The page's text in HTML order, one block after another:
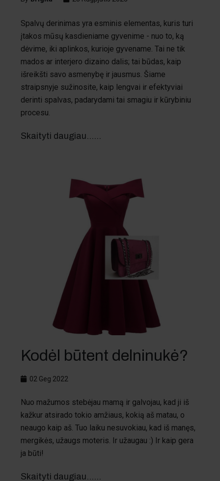
Spalvų derinimas yra esminis elementas, kuris turi
įtakos mūsų kasdieniame gyvenime - nuo to, ką
dėvime, iki aplinkos, kurioje gyvename. Tai ne tik
mados ar interjero dizaino dalis; tai būdas, kaip
išreikšti savo asmenybę ir jausmus. Šiame
straipsnyje sužinosite, kaip lengvai ir efektyviai
derinti spalvas, padarydami tai smagiu ir kūrybiniu
procesu.
Skaityti daugiau...…
Kodėl būtent delninukė?
02 Geg 2022
Nuo mažumos stebėjau mamą ir galvojau, kad ji iš
kažkur atsirado tokio amžiaus, kokią aš matau, o
neaugo kaip aš. Tuo laiku nesuvokiau, kad iš manęs,
mergikės, užaugs moteris. Ir užaugau :) Ir kaip gera
ja būti!
Skaityti daugiau...…